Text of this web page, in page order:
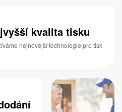
kvalita tisku
nejnovější technologie pro tisk